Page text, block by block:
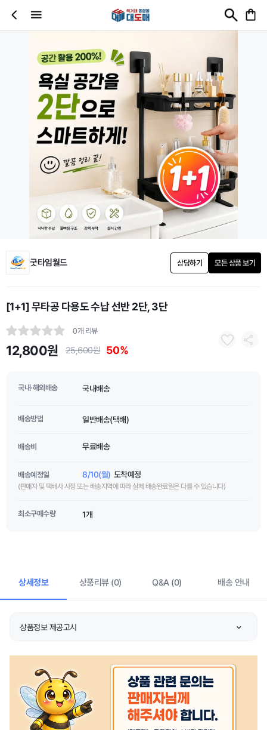
굿타임월드 상담하기 모든 상품 보기
[1+1] 무타공 다용도 수납 선반 2단, 3단
0개 리뷰
12,800원 25,600원 50%
국내·해외배송 국내배송
배송방법 일반배송(택배)
배송비 무료배송
배송예정일 8/10(월) 도착예정
(판매자 및 택배사 사정 또는 배송지역에 따라 실제 배송완료일은 다를 수 있습니다)
최소구매수량 1개
상세정보 상품리뷰 (0) Q&A (0) 배송 안내
상품정보 제공고시
품명 및 모델명 상품 상세설명 참조
허가 관련 상품 상세설명 참조
제조국 또는 원산지 상품 상세설명 참조
제조자/수입자